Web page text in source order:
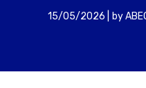
15/05/2026 by